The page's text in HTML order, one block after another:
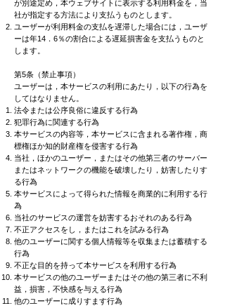
が別途定め，本ウェブサイトに表示する利用料金を，当
社が指定する方法により支払うものとします。
ユーザーが利用料金の支払を遅滞した場合には，ユーザ
ーは年14．6％の割合による遅延損害金を支払うものと
します。
第5条（禁止事項）
ユーザーは，本サービスの利用にあたり，以下の行為を
してはなりません。
法令または公序良俗に違反する行為
犯罪行為に関連する行為
本サービスの内容等，本サービスに含まれる著作権，商
標権ほか知的財産権を侵害する行為
当社，ほかのユーザー，またはその他第三者のサーバー
またはネットワークの機能を破壊したり，妨害したりす
る行為
本サービスによって得られた情報を商業的に利用する行
為
当社のサービスの運営を妨害するおそれのある行為
不正アクセスをし，またはこれを試みる行為
他のユーザーに関する個人情報等を収集または蓄積する
行為
不正な目的を持って本サービスを利用する行為
本サービスの他のユーザーまたはその他の第三者に不利
益，損害，不快感を与える行為
他のユーザーに成りすます行為